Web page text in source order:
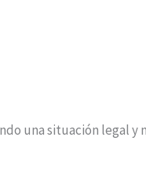
una situación legal